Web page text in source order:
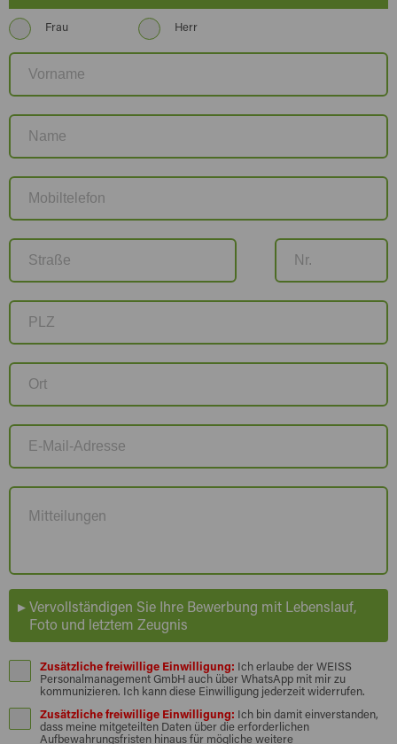
Frau Herr
Vervollständigen Sie Ihre Bewerbung mit Lebenslauf,
Foto und letztem Zeugnis
Zusätzliche freiwillige Einwilligung: Ich erlaube der WEISS
Personalmanagement GmbH auch über WhatsApp mit mir zu
kommunizieren. Ich kann diese Einwilligung jederzeit widerrufen.
Zusätzliche freiwillige Einwilligung: Ich bin damit einverstanden,
dass meine mitgeteilten Daten über die erforderlichen
Aufbewahrungsfristen hinaus für mögliche weitere